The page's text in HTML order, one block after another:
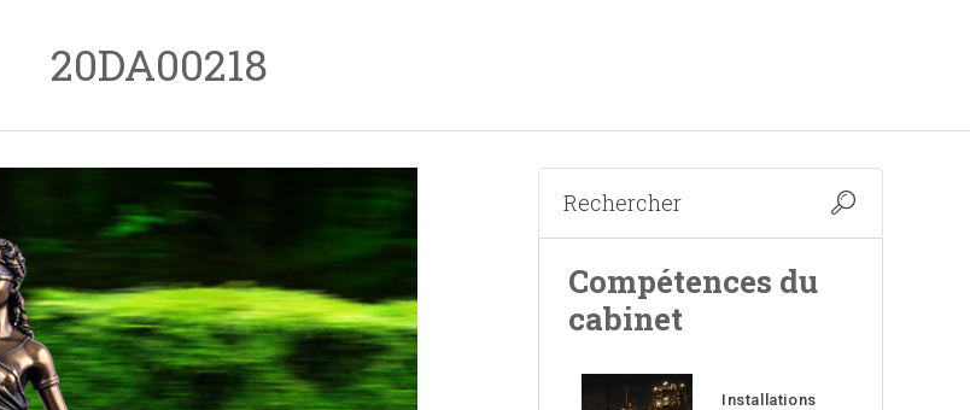
20DA00218
Compétences du
cabinet
Installations